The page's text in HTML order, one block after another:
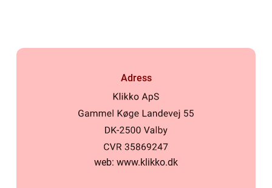
Adress
web: www.klikko.dk